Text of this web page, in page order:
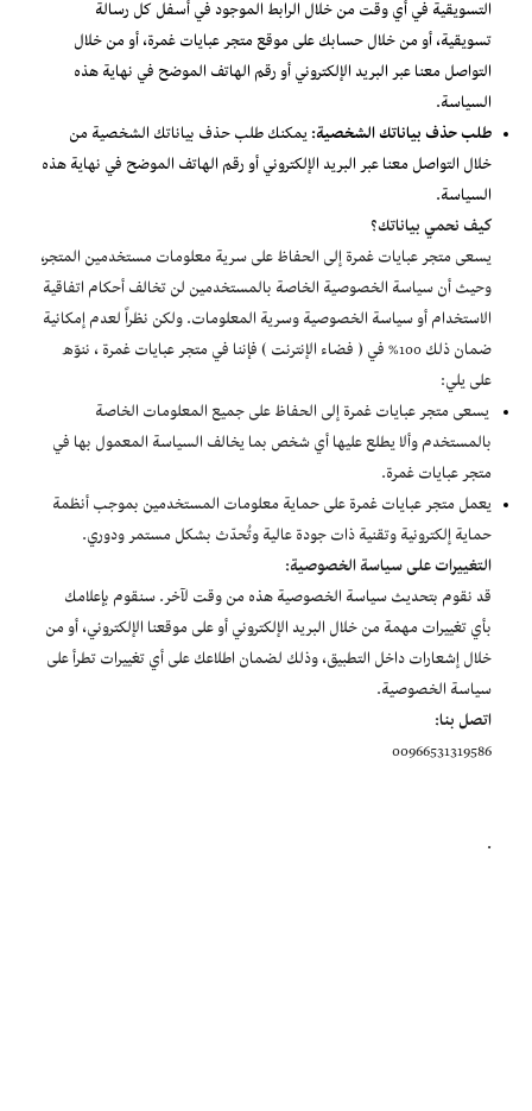
التسويقية في أي وقت من خلال الرابط الموجود في أسفل كل رسالة
تسويقية، أو من خلال حسابك على موقع متجر عبايات غمرة، أو من خلال
التواصل معنا عبر البريد الإلكتروني أو رقم الهاتف الموضح في نهاية هذه
السياسة.
طلب حذف بياناتك الشخصية:يمكنك طلب حذف بياناتك الشخصية من
خلال التواصل معنا عبر البريد الإلكتروني أو رقم الهاتف الموضح في نهاية هذه
السياسة.
كيف نحمي بياناتك؟
يسعى متجر عبايات غمرةإلى الحفاظ على سرية معلومات مستخدمين المتجر،
وحيث أن سياسة الخصوصية الخاصة بالمستخدمين لن تخالف أحكام اتفاقية
الاستخدام أو سياسة الخصوصية وسرية المعلومات. ولكن نظراً لعدم إمكانية
ضمان ذلك 100% في ( فضاء الإنترنت ) فإننا في
متجر عبايات غمرة، ننوّه
على يلي:
يسعى متجر عبايات غمرةإلى الحفاظ على جميع المعلومات الخاصة
بالمستخدم وألا يطلع عليها أي شخص بما يخالف السياسة المعمول بها في
متجر عبايات غمرة.
يعمل متجر عبايات غمرةعلى حماية معلومات المستخدمين بموجب أنظمة
حماية إلكترونية وتقنية ذات جودة عالية وتُحدّث بشكل مستمر ودوري.
التغييرات على سياسة الخصوصية:
قد نقوم بتحديث سياسة الخصوصية هذه من وقت لآخر. سنقوم بإعلامك
بأي تغييرات مهمة من خلال البريد الإلكتروني أو على موقعنا الإلكتروني، أو من
خلال إشعارات داخل التطبيق، وذلك لضمان اطلاعك على أي تغييرات تطرأ على
سياسة الخصوصية.
اتصل بنا:
00966531319586
.